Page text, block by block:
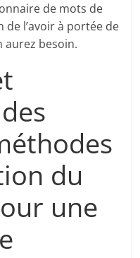
de mots de
de l’avoir à portée de
aurez besoin.
du
une